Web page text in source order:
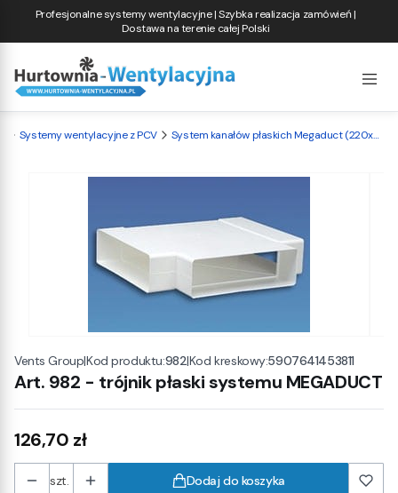
Profesjonalne systemy wentylacyjne | Szybka realizacja zamówień |
Dostawa na terenie całej Polski
Systemy wentylacyjne z PCV System kanałów płaskich Megaduct (220x90mm)
Vents Group|Kod produktu:982|Kod kreskowy:5907641453811
Art. 982 - trójnik płaski systemu MEGADUCT
Cena
126,70 zł
szt. Dodaj do koszyka